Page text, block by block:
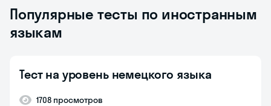
Популярные тесты по иностранным
языкам
Тест на уровень немецкого языка
1708 просмотров